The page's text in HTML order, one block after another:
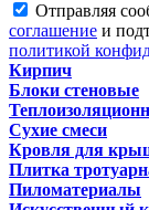
Отправляя
соглашение и
политикой
Кирпич
Блоки стеновые
Сухие смеси
Кровля для
Плитка
Пиломатериалы